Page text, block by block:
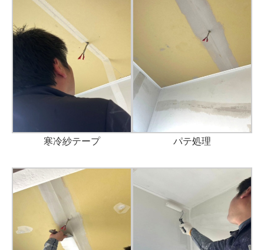
寒冷紗テープ パテ処理